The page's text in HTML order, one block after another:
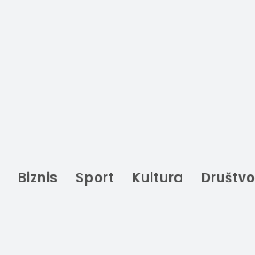
Biznis Sport Kultura Društvo